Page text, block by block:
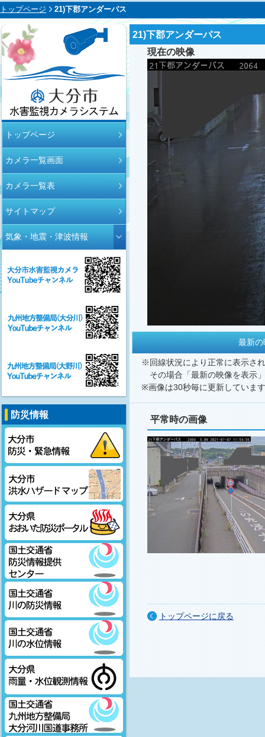
トップページ 21)下郡アンダーパス
大分市水害監視
カメラシステム
トップページ
カメラ一覧画面
カメラ一覧表
サイトマップ
気象・地震・津波情報
防災情報
大分市防災・緊急情報
大分市洪水ハザードマップ
大分県おおいた防災ポータル
国土交通省防災情報提供センタ
ー
国土交通省川の防災情報
国土交通省川の水位情報
大分県雨量・水位観測情報
21)下郡アンダーパス
現在の映像
最新
※回線状況により正常に表示さ
その場合「最新の映像を表示」
※画像は30秒毎に更新していま
平常時の画像
トップページに戻る